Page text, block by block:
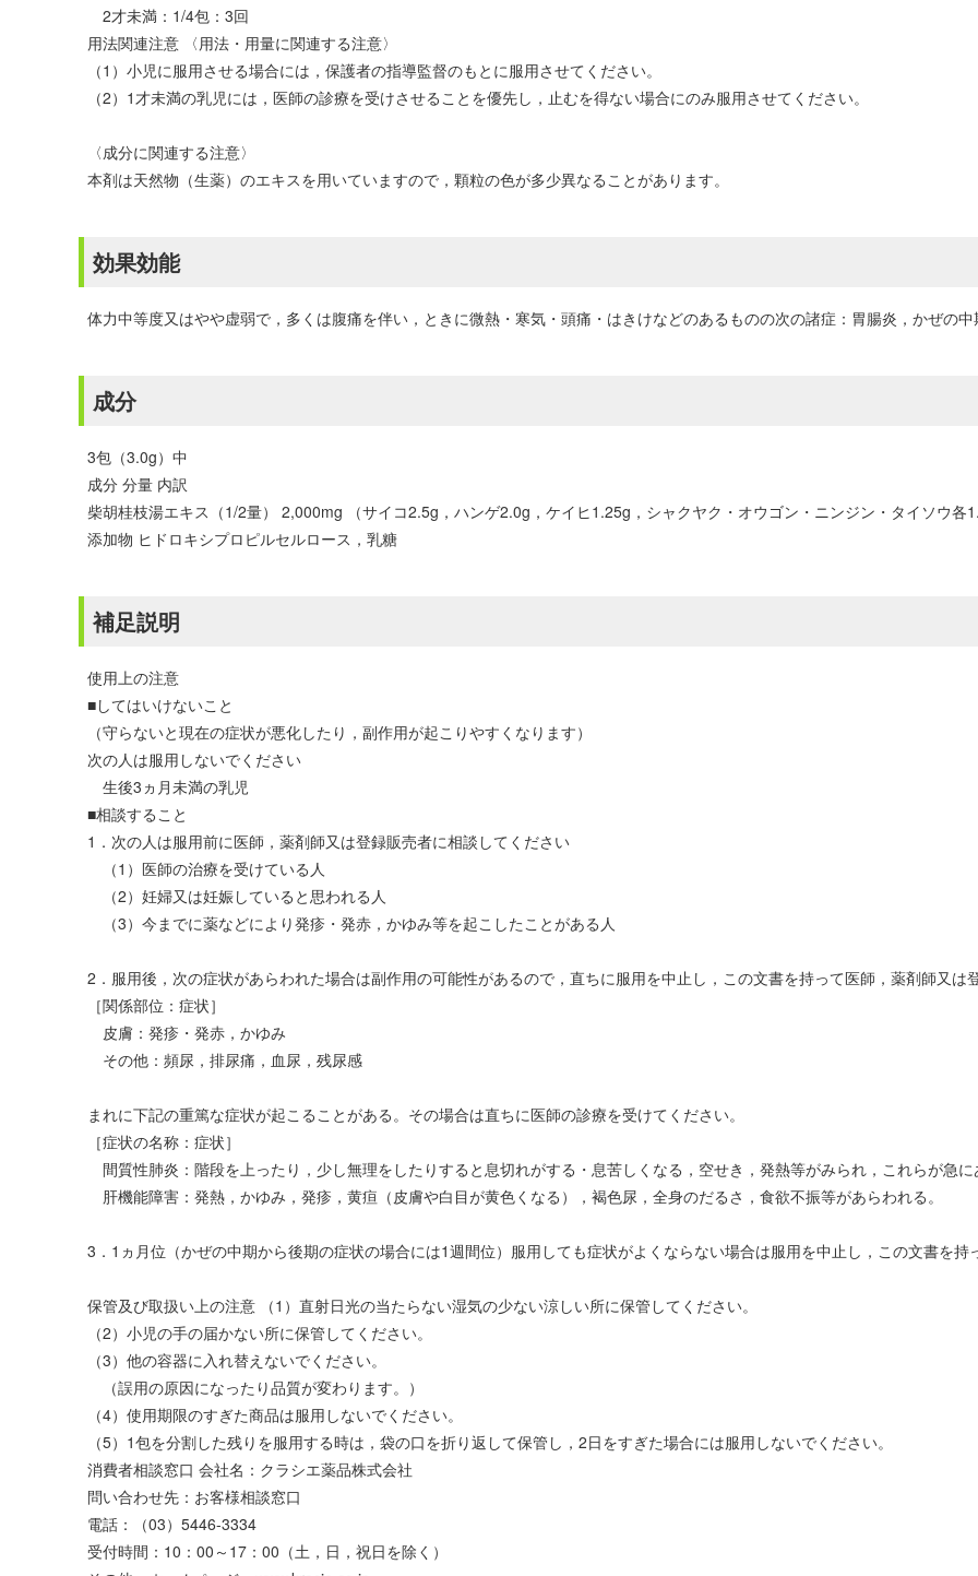
2才未満：1/4包：3回
用法関連注意 〈用法・用量に関連する注意〉
（1）小児に服用させる場合には，保護者の指導監督のもとに服用させてください。
（2）1才未満の乳児には，医師の診療を受けさせることを優先し，止むを得ない場合にのみ服用させてください。
〈成分に関連する注意〉
本剤は天然物（生薬）のエキスを用いていますので，顆粒の色が多少異なることがあります。
効果効能
体力中等度又はやや虚弱で，多くは腹痛を伴い，ときに微熱・寒気・頭痛・はきけなどのあるものの次の諸症：胃腸炎，かぜの
成分
3包（3.0g）中
成分 分量 内訳
柴胡桂枝湯エキス（1/2量） 2,000mg （サイコ2.5g，ハンゲ2.0g，ケイヒ1.25g，シャクヤク・オウゴン・ニンジン・タイソウ各
添加物 ヒドロキシプロピルセルロース，乳糖
補足説明
使用上の注意
■してはいけないこと
（守らないと現在の症状が悪化したり，副作用が起こりやすくなります）
次の人は服用しないでください
生後3ヵ月未満の乳児
■相談すること
1．次の人は服用前に医師，薬剤師又は登録販売者に相談してください
（1）医師の治療を受けている人
（2）妊婦又は妊娠していると思われる人
（3）今までに薬などにより発疹・発赤，かゆみ等を起こしたことがある人
2．服用後，次の症状があらわれた場合は副作用の可能性があるので，直ちに服用を中止し，この文書を持って医師，薬剤師又は
［関係部位：症状］
皮膚：発疹・発赤，かゆみ
その他：頻尿，排尿痛，血尿，残尿感
まれに下記の重篤な症状が起こることがある。その場合は直ちに医師の診療を受けてください。
［症状の名称：症状］
間質性肺炎：階段を上ったり，少し無理をしたりすると息切れがする・息苦しくなる，空せき，発熱等がみられ，これらが急に
肝機能障害：発熱，かゆみ，発疹，黄疸（皮膚や白目が黄色くなる），褐色尿，全身のだるさ，食欲不振等があらわれる。
3．1ヵ月位（かぜの中期から後期の症状の場合には1週間位）服用しても症状がよくならない場合は服用を中止し，この文書を
保管及び取扱い上の注意 （1）直射日光の当たらない湿気の少ない涼しい所に保管してください。
（2）小児の手の届かない所に保管してください。
（3）他の容器に入れ替えないでください。
（誤用の原因になったり品質が変わります。）
（4）使用期限のすぎた商品は服用しないでください。
（5）1包を分割した残りを服用する時は，袋の口を折り返して保管し，2日をすぎた場合には服用しないでください。
消費者相談窓口 会社名：クラシエ薬品株式会社
問い合わせ先：お客様相談窓口
電話：（03）5446-3334
受付時間：10：00～17：00（土，日，祝日を除く）